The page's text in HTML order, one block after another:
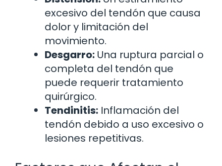
excesivo del tendón que causa
dolor y limitación del
movimiento.
Desgarro: Una ruptura parcial o
completa del tendón que
puede requerir tratamiento
quirúrgico.
Tendinitis: Inflamación del
tendón debido a uso excesivo o
lesiones repetitivas.